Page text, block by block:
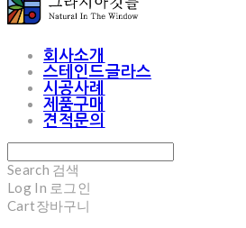
회사소개
스테인드글라스
시공사례
제품구매
견적문의
Search 검색
Log In 로그인
Cart장바구니